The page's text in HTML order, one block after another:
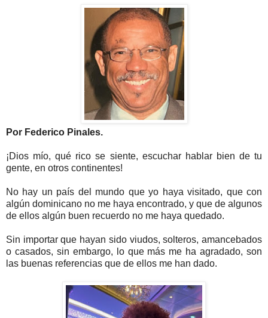
Por Federico Pinales.
¡Dios mío, qué rico se siente, escuchar hablar bien de tu
gente, en otros continentes!
No hay un país del mundo que yo haya visitado, que con
algún dominicano no me haya encontrado, y que de algunos
de ellos algún buen recuerdo no me haya quedado.
Sin importar que hayan sido viudos, solteros, amancebados
o casados, sin embargo, lo que más me ha agradado, son
las buenas referencias que de ellos me han dado.